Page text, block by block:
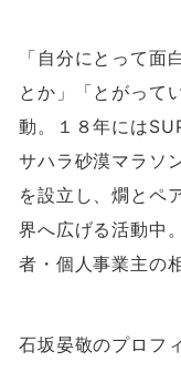
「自分にとって面
とか」「とがって
動。１８年には
サハラ砂漠マラソ
を設立し、燗とペ
界へ広げる活動中
者・個人事業主の
石坂晏敬のプロフ